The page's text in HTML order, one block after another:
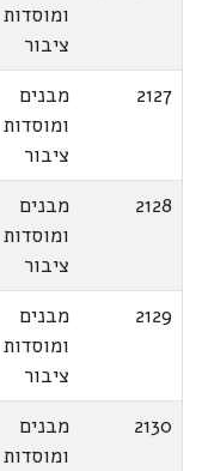
ומוסדות
ציבור
2127
מבנים
ומוסדות
ציבור
2128
מבנים
ומוסדות
ציבור
2129
מבנים
ומוסדות
ציבור
2130
מבנים
ומוסדות